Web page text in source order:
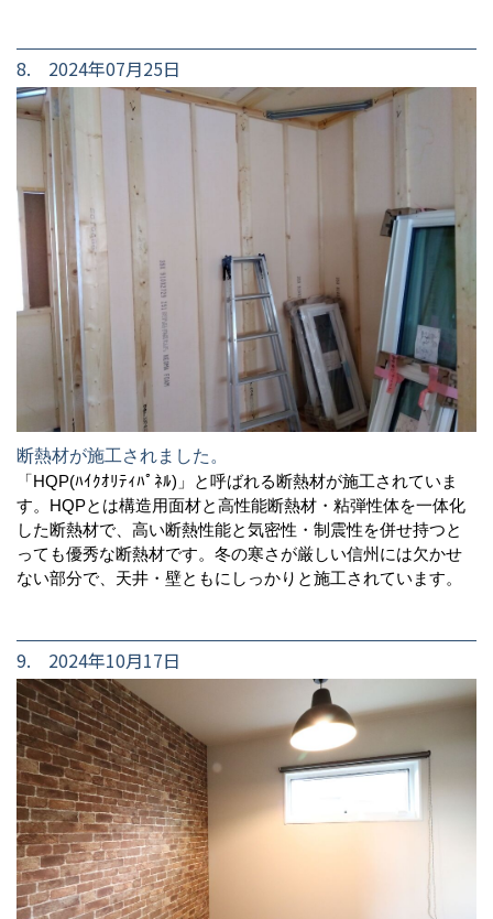
8. 2024年07月25日
断熱材が施工されました。
「HQP(ﾊｲｸｵﾘﾃｨﾊﾟﾈﾙ)」と呼ばれる断熱材が施工されていま
す。HQPとは構造用面材と高性能断熱材・粘弾性体を一体化
した断熱材で、高い断熱性能と気密性・制震性を併せ持つと
っても優秀な断熱材です。冬の寒さが厳しい信州には欠かせ
ない部分で、天井・壁ともにしっかりと施工されています。
9. 2024年10月17日